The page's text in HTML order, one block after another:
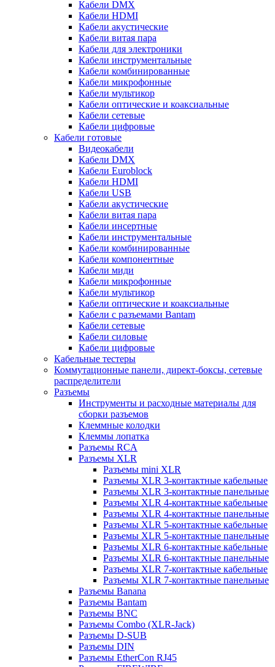
Кабели DMX
Кабели HDMI
Кабели акустические
Кабели витая пара
Кабели для электроники
Кабели инструментальные
Кабели комбинированные
Кабели микрофонные
Кабели мультикор
Кабели оптические и коаксиальные
Кабели сетевые
Кабели цифровые
Кабели готовые
Видеокабели
Кабели DMX
Кабели Euroblock
Кабели HDMI
Кабели USB
Кабели акустические
Кабели витая пара
Кабели инсертные
Кабели инструментальные
Кабели комбинированные
Кабели компонентные
Кабели миди
Кабели микрофонные
Кабели мультикор
Кабели оптические и коаксиальные
Кабели с разъемами Bantam
Кабели сетевые
Кабели силовые
Кабели цифровые
Кабельные тестеры
Коммутационные панели, директ-боксы, сетевые
распределители
Разъемы
Инструменты и расходные материалы для
сборки разъемов
Клеммные колодки
Клеммы лопатка
Разъемы RCA
Разъемы XLR
Разъемы mini XLR
Разъемы XLR 3-контактные кабельные
Разъемы XLR 3-контактные панельные
Разъемы XLR 4-контактные кабельные
Разъемы XLR 4-контактные панельные
Разъемы XLR 5-контактные кабельные
Разъемы XLR 5-контактные панельные
Разъемы XLR 6-контактные кабельные
Разъемы XLR 6-контактные панельные
Разъемы XLR 7-контактные кабельные
Разъемы XLR 7-контактные панельные
Разъемы Banana
Разъемы Bantam
Разъемы BNC
Разъемы Combo (XLR-Jack)
Разъемы D-SUB
Разъемы DIN
Разъемы EtherCon RJ45